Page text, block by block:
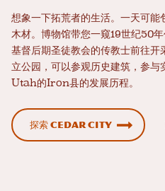
想象一下拓荒者的生活。一天可
木材。博物馆带您一窥19世纪50
基督后期圣徒教会的传教士前往开
立公园，可以参观历史建筑，参
Utah的Iron县的发展历程。
探索 Cedar City